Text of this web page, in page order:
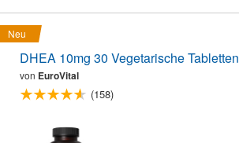
Neu
DHEA 10mg 30 Vegetarische Tabletten
von EuroVital
(158)